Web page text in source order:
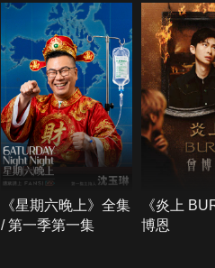
《星期六晚上》全集
/ 第一季第一集
《炎上
博恩